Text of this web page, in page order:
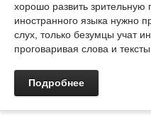
хорошо развить зрительную
иностранного языка нужно
слух, только безумцы учат
проговаривая слова и тексты
Подробнее